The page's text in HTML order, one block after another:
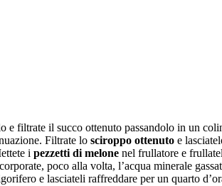
e filtrate il succo ottenuto passandolo in un
Filtrate lo sciroppo ottenuto e
i pezzetti di melone nel frullatore e
poco alla volta, l’acqua minerale
e lasciateli raffreddare per un quarto